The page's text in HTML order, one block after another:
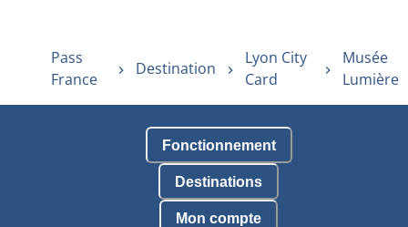
Pass
France
Destination
Lyon City
Card
Musée
Lumière
Fonctionnement
Destinations
Mon compte